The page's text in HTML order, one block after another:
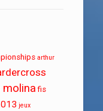
arthur
fis
jeux